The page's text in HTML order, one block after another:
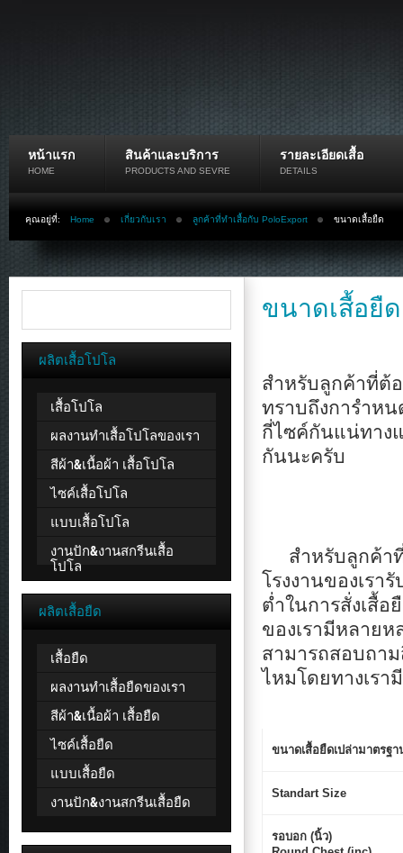
หน้าแรก
HOME
สินค้าและบริการ
PRODUCTS AND SEVRE
รายละเอียดเสื้อ
DETAILS
คุณอยู่ที่: Home เกี่ยวกับเรา ลูกค้าที่ทำเสื้อกับ PoloExport ขนาดเสื้อยืด
ขนาดเสื้อยืด
สำหรับลูกค้าที่ต้
ทราบถึงการำหน
กี่ไซค์กันแน่ทาง
กันนะครับ
สำหรับลูกค้าที่
โรงงานของเรา
ต่ำในการสั่งเสื้อ
ของเรามีหลาย
สามารถสอบถา
ไหมโดยทางเร
ขนาดเสื้อยืดเปล่ามาตรฐ
Standart Size
รอบอก (นิ้ว)
ผลิตเสื้อโปโล
เสื้อโปโล
ผลงานทำเสื้อโปโลของเรา
สีผ้า&เนื้อผ้า เสื้อโปโล
ไซค์เสื้อโปโล
แบบเสื้อโปโล
งานปัก&งานสกรีนเสื้อ
โปโล
ผลิตเสื้อยืด
เสื้อยืด
ผลงานทำเสื้อยืดของเรา
สีผ้า&เนื้อผ้า เสื้อยืด
ไซค์เสื้อยืด
แบบเสื้อยืด
งานปัก&งานสกรีนเสื้อยืด